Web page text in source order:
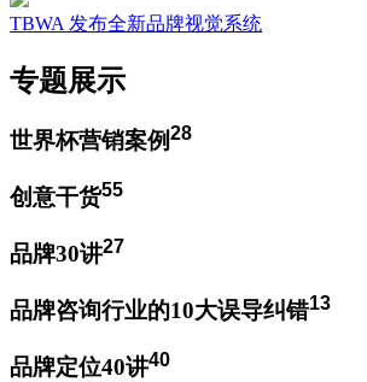
TBWA 发布全新品牌视觉系统
专题展示
世界杯营销案例28
创意干货55
品牌30讲27
品牌咨询行业的10大误导纠错13
品牌定位40讲40